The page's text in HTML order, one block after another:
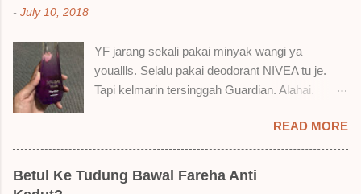
suka tu boleh adjust. Don't worry! Aku start
dengan yang elok dulu lah ek! Pros 1) OMG!
Ringan gila tekstur dia bila dah kering. Serious!
Lembut plak jadinya bibir ni and smooth gitu. 3)
Bila minum air, still nampak bekas lipstick kat
gelas tapi tak obvious pun. Sikit sangat. Tapi tak
- July 10, 2018
YF jarang sekali pakai minyak wangi ya
youallls. Selalu pakai deodorant NIVEA tu je.
Tapi kelmarin tersinggah Guardian. Alahai.
dalam Guardian, ternampaklah minyak wangi
Syahirah ni. Kebetulan ada sale . RM18 je tau.
Harga adal tak pasti plak. May be dalam RM20
macam tu. Dah lama tak pakai perfume , ambil
READ MORE
Betul Ke Tudung Bawal Fareha Anti